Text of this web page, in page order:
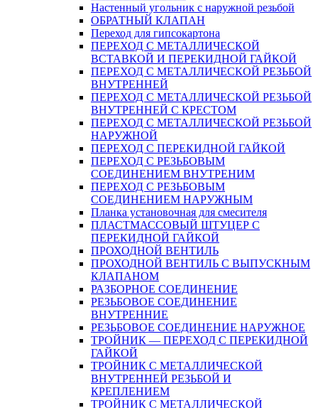
Настенный угольник с наружной резьбой
ОБРАТНЫЙ КЛАПАН
Переход для гипсокартона
ПЕРЕХОД С МЕТАЛЛИЧЕСКОЙ
ВСТАВКОЙ И ПЕРЕКИДНОЙ ГАЙКОЙ
ПЕРЕХОД С МЕТАЛЛИЧЕСКОЙ РЕЗЬБОЙ
ВНУТРЕННЕЙ
ПЕРЕХОД С МЕТАЛЛИЧЕСКОЙ РЕЗЬБОЙ
ВНУТРЕННЕЙ С КРЕСТОМ
ПЕРЕХОД С МЕТАЛЛИЧЕСКОЙ РЕЗЬБОЙ
НАРУЖНОЙ
ПЕРЕХОД С ПЕРЕКИДНОЙ ГАЙКОЙ
ПЕРЕХОД С РЕЗЬБОВЫМ
СОЕДИНЕНИЕМ ВНУТРЕНИМ
ПЕРЕХОД С РЕЗЬБОВЫМ
СОЕДИНЕНИЕМ НАРУЖНЫМ
Планка установочная для смесителя
ПЛАСТМАССОВЫЙ ШТУЦЕР С
ПЕРЕКИДНОЙ ГАЙКОЙ
ПРОХОДНОЙ ВЕНТИЛЬ
ПРОХОДНОЙ ВЕНТИЛЬ С ВЫПУСКНЫМ
КЛАПАНОМ
РАЗБОРНОЕ СОЕДИНЕНИЕ
РЕЗЬБОВОЕ СОЕДИНЕНИЕ
ВНУТРЕННИЕ
РЕЗЬБОВОЕ СОЕДИНЕНИЕ НАРУЖНОЕ
ТРОЙНИК — ПЕРЕХОД С ПЕРЕКИДНОЙ
ГАЙКОЙ
ТРОЙНИК С МЕТАЛЛИЧЕСКОЙ
ВНУТРЕННЕЙ РЕЗЬБОЙ И
КРЕПЛЕНИЕМ
ТРОЙНИК С МЕТАЛЛИЧЕСКОЙ